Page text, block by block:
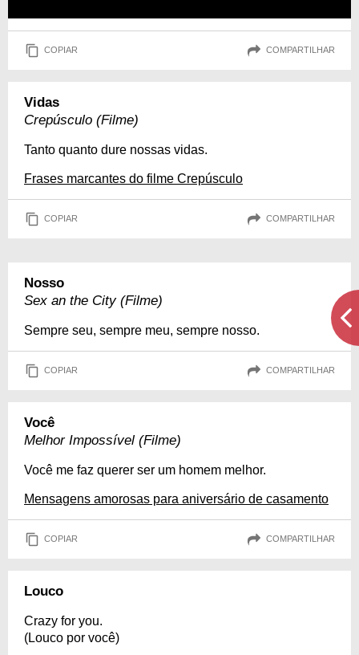
COPIAR COMPARTILHAR
Vidas
Crepúsculo (Filme)
Tanto quanto dure nossas vidas.
Frases marcantes do filme Crepúsculo
COPIAR COMPARTILHAR
Nosso
Sex an the City (Filme)
Sempre seu, sempre meu, sempre nosso.
COPIAR COMPARTILHAR
Você
Melhor Impossível (Filme)
Você me faz querer ser um homem melhor.
Mensagens amorosas para aniversário de casamento
COPIAR COMPARTILHAR
Louco
Crazy for you.
(Louco por você)